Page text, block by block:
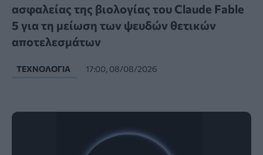
ασφαλείας της βιολογίας του Claude Fable
5 για τη μείωση των ψευδών θετικών
αποτελεσμάτων
ΤΕΧΝΟΛΟΓΊΑ 17:00, 08/08/2026